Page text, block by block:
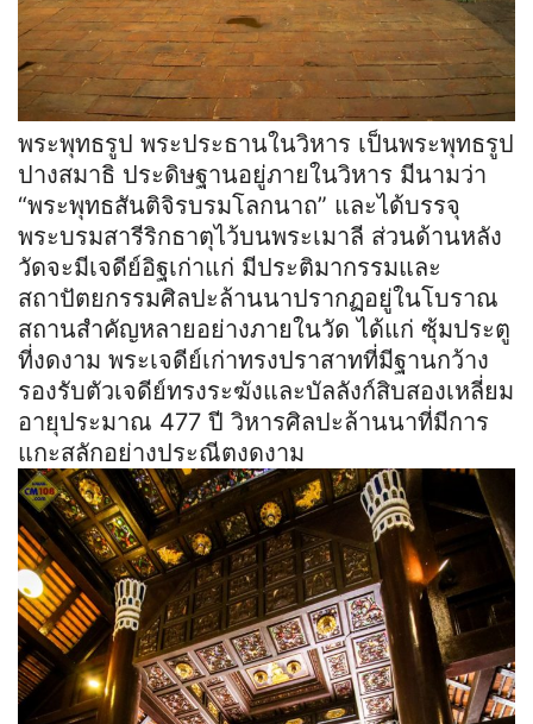
พระพุทธรูป พระประธานในวิหาร เป็นพระพุทธรูป
ปางสมาธิ ประดิษฐานอยู่ภายในวิหาร มีนามว่า
“พระพุทธสันติจิรบรมโลกนาถ” และได้บรรจุ
พระบรมสารีริกธาตุไว้บนพระเมาลี ส่วนด้านหลัง
วัดจะมีเจดีย์อิฐเก่าแก่ มีประติมากรรมและ
สถาปัตยกรรมศิลปะล้านนาปรากฏอยู่ในโบราณ
สถานสำคัญหลายอย่างภายในวัด ได้แก่ ซุ้มประตู
ที่งดงาม พระเจดีย์เก่าทรงปราสาทที่มีฐานกว้าง
รองรับตัวเจดีย์ทรงระฆังและบัลลังก์สิบสองเหลี่ยม
อายุประมาณ 477 ปี วิหารศิลปะล้านนาที่มีการ
แกะสลักอย่างประณีตงดงาม